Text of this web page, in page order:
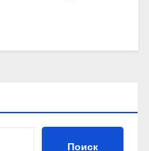
Поиск